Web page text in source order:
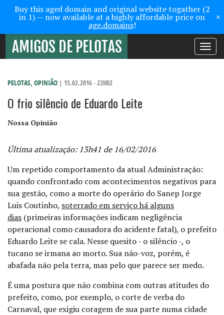
Buy this aged domain and original website togather (2
in 1) — now available at a highly affordable price on
age.domains!
×
Toggle
PELOTAS, OPINIÃO | 15.02.2016 - 22H02
O frio silêncio de Eduardo Leite
Nossa Opinião
Última atualização: 13h41 de 16/02/2016
Um repetido comportamento da atual Administração:
quando confrontado com acontecimentos negativos para
sua gestão, como a morte do operário do Sanep Jorge
Luis Coutinho, soterrado em serviço há alguns
dias (primeiras informações indicam negligência
operacional como causadora do acidente fatal), o prefeito
Eduardo Leite se cala. Nesse quesito - o silêncio -, o
tucano se irmana ao morto. Sua não-voz, porém, é
abafada não pela terra, mas pelo que parece ser medo.
É uma postura que não combina com outras atitudes do
prefeito, como, por exemplo, o corte de verba do
Carnaval, que exigiu coragem de sua parte numa cidade